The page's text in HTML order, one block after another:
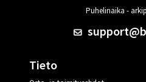
Puhelinaika -
Tieto